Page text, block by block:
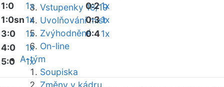
Vstupenky 18/19
Uvolňování míst
Zvýhodněné
On-line
A-tým
Soupiska
Změny v kádru
1:0
1x
1:0sn1x
3:0
1x
4:0
1x
5:0
1x
0:21x
0:31x
0:41x